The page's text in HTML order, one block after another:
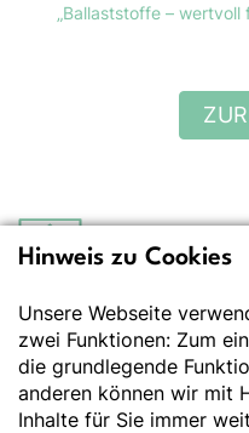
„Ballaststoffe – wertvoll
Deutsche Gesellschaft
Der Wissenschaft verpflichtet - Ihre
Essen und Trinken
Deutsche Gesellschaft
Hinweis zu Cookies
Unsere Webseite
zwei Funktionen: Zum
die grundlegende
anderen können wir mit
Inhalte für Sie immer